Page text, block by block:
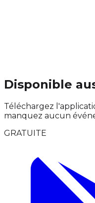
Disponible
Téléchargez
manquez aucun
GRATUITE